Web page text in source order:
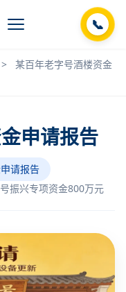
📞
>
某百年老字号酒楼资金
申请报告
请报告
振兴专项资金800万元